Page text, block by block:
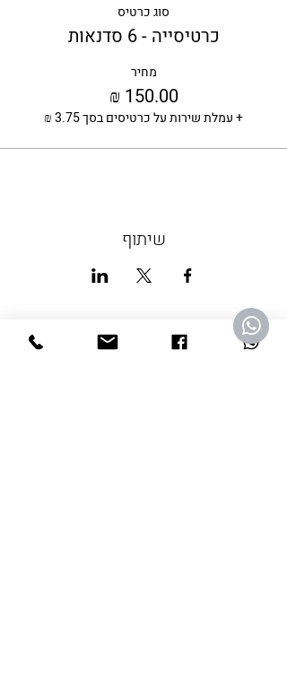
סוג כרטיס
כרטיסייה - 6 סדנאות
מחיר
‏150.00 ‏₪
+ עמלת שירות על כרטיסים בסך ‏3.75 ‏₪
שיתוף